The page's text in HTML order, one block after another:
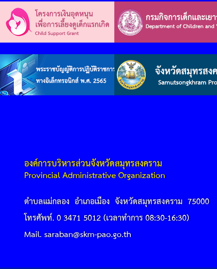
องค์การบริหารส่วนจังหวัดสมุทรสงคราม
Provincial Administrative Organization
ตำบลแม่กลอง อำเภอเมือง จังหวัดสมุทรสงคราม 75000
โทรศัพท์. 0 3471 5012 (เวลาทำการ 08:30-16:30)
Mail. saraban@skm-pao.go.th